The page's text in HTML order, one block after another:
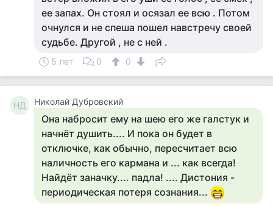
ее запах. Он стоял и осязал ее всю . Потом
очнулся и не спеша пошел навстречу своей
судьбе. Другой , не с ней .
5 лет 0 0
НД Николай Дубровский
Она набросит ему на шею его же галстук и
начнёт душить.... И пока он будет в
отключке, как обычно, пересчитает всю
наличность его кармана и ... как всегда!
Найдёт заначку.... падла! .... Дистония -
периодическая потеря сознания...